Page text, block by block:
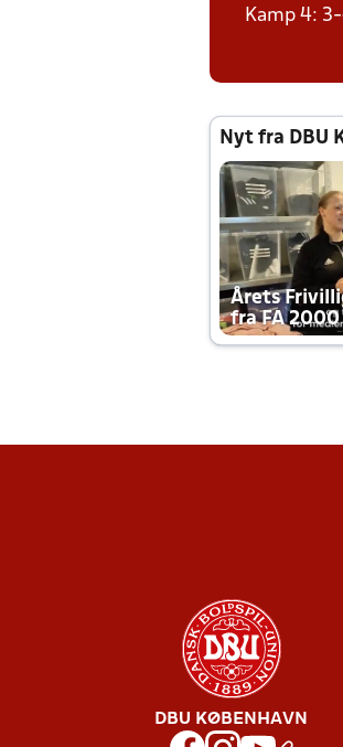
Kamp 4:
Nyt fra DBU
Årets
fra FA 2000
DBU KØBENHAVN